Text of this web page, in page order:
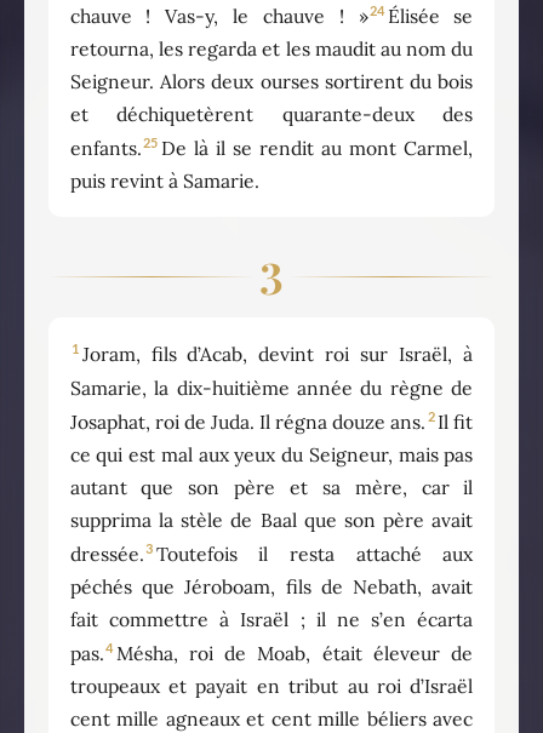
chauve ! Vas-y, le chauve ! »24 Élisée se
retourna, les regarda et les maudit au nom du
Seigneur. Alors deux ourses sortirent du bois
et déchiquetèrent quarante-deux des
enfants.25 De là il se rendit au mont Carmel,
puis revint à Samarie.
3
1 Joram, fils d’Acab, devint roi sur Israël, à
Samarie, la dix-huitième année du règne de
Josaphat, roi de Juda. Il régna douze ans. 2 Il fit
ce qui est mal aux yeux du Seigneur, mais pas
autant que son père et sa mère, car il
supprima la stèle de Baal que son père avait
dressée.3 Toutefois il resta attaché aux
péchés que Jéroboam, fils de Nebath, avait
fait commettre à Israël ; il ne s’en écarta
pas.4 Mésha, roi de Moab, était éleveur de
troupeaux et payait en tribut au roi d’Israël
cent mille agneaux et cent mille béliers avec